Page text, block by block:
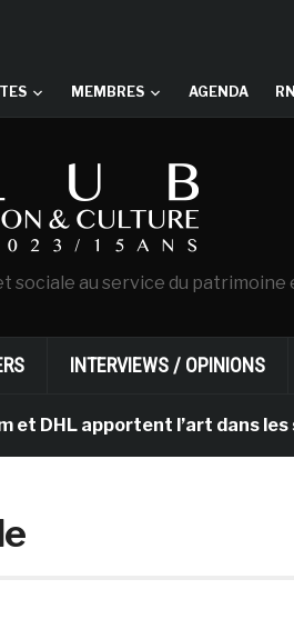
MEMBRES AGENDA
sociale au service du patrimoine
INTERVIEWS / OPINIONS
apportent l’art dans les salles